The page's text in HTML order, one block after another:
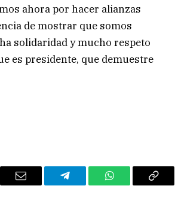
ahora por hacer alianzas
de mostrar que somos
solidaridad y mucho respeto
es presidente, que demuestre
Email Telegram WhatsAppCopy